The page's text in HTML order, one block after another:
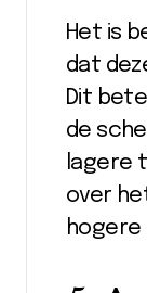
Het is
dat
Dit
de
lagere
over
hogere